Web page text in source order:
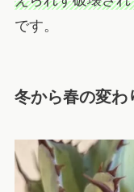
です。
冬から春の変わ